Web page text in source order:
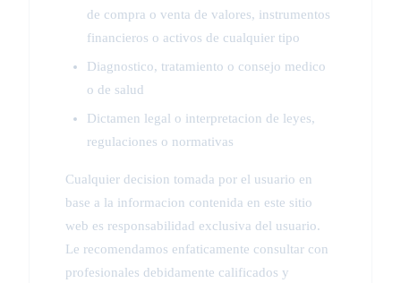
de compra o venta de valores, instrumentos
financieros o activos de cualquier tipo
Diagnostico, tratamiento o consejo medico
o de salud
Dictamen legal o interpretacion de leyes,
regulaciones o normativas
Cualquier decision tomada por el usuario en
base a la informacion contenida en este sitio
web es responsabilidad exclusiva del usuario.
Le recomendamos enfaticamente consultar con
profesionales debidamente calificados y